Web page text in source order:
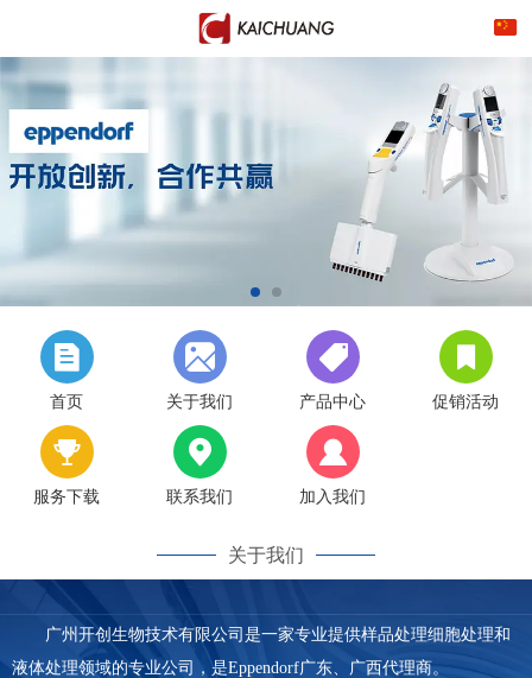
首页 关于我们 产品中心 促销活动
服务下载 联系我们 加入我们
关于我们
广州开创生物技术有限公司是一家专业提供样品处理细胞处理和
液体处理领域的专业公司，是Eppendorf广东、广西代理商。